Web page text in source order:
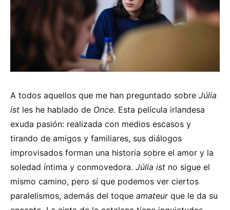
A todos aquellos que me han preguntado sobre Júlia
ist les he hablado de Once. Esta película irlandesa
exuda pasión: realizada con medios escasos y
tirando de amigos y familiares, sus diálogos
improvisados forman una historia sobre el amor y la
soledad íntima y conmovedora. Júlia ist no sigue el
mismo camino, pero sí que podemos ver ciertos
paralelismos, además del toque amateurque le da su